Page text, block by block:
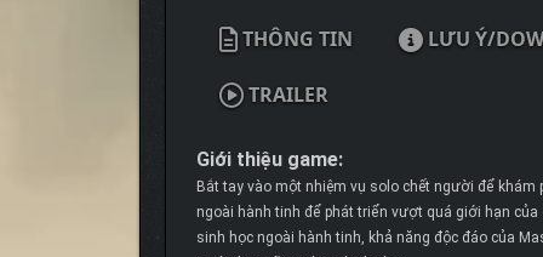
THÔNG TIN LƯU Ý/
TRAILER
Giới thiệu game:
Bắt tay vào một nhiệm vụ solo chết người để
ngoài hành tinh để phát triển vượt quá giới hạn
sinh học ngoài hành tinh, khả năng độc đáo của